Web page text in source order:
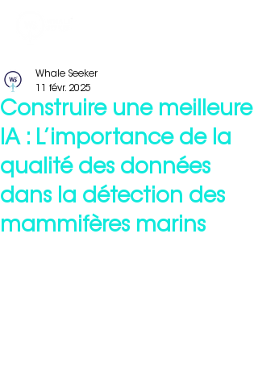
Construire une meilleure
IA : L’importance de la
qualité des données
dans la détection des
mammifères marins
Whale Seeker
11 févr. 2025